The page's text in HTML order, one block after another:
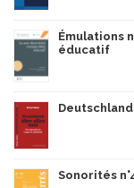
Émulations
éducatif
Sonorités